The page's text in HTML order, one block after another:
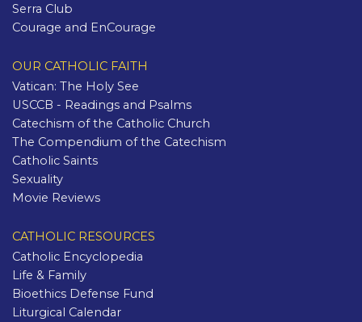
Serra Club
Courage and EnCourage
OUR CATHOLIC FAITH
Vatican: The Holy See
USCCB - Readings and Psalms
Catechism of the Catholic Church
The Compendium of the Catechism
Catholic Saints
Sexuality
Movie Reviews
CATHOLIC RESOURCES
Catholic Encyclopedia
Life & Family
Bioethics Defense Fund
Liturgical Calendar